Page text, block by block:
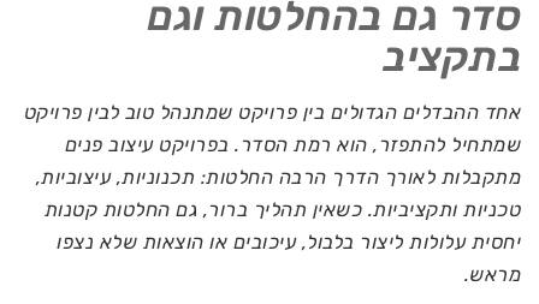
סדר גם בהחלטות וגם
בתקציב
אחד ההבדלים הגדולים בין פרויקט שמתנהל טוב לבין פרויקט
שמתחיל להתפזר, הוא רמת הסדר. בפרויקט עיצוב פנים
מתקבלות לאורך הדרך הרבה החלטות: תכנוניות, עיצוביות,
טכניות ותקציביות. כשאין תהליך ברור, גם החלטות קטנות
יחסית עלולות ליצור בלבול, עיכובים או הוצאות שלא נצפו
מראש.